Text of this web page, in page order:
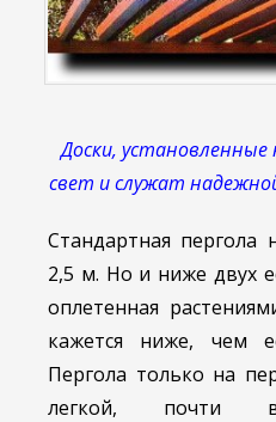
Доски,
свет и служат
Стандартная
2,5 м. Но и ниже двух
оплетенная
кажется ниже, чем
Пергола только на
легкой, почти